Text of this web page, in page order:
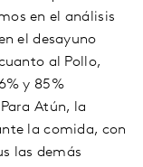
en el análisis
el desayuno
al Pollo,
y 85%
Atún, la
la comida, con
las demás